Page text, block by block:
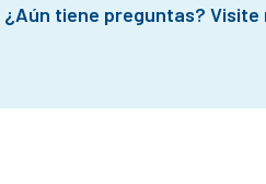
¿Aún tiene preguntas?